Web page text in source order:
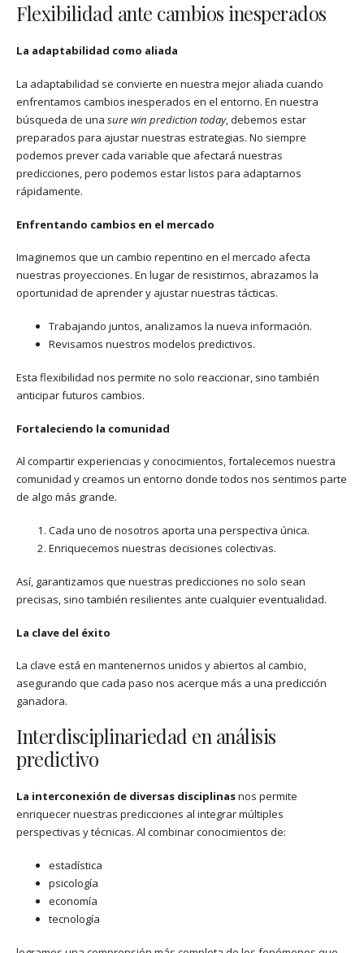
Flexibilidad ante cambios inesperados
La adaptabilidad como aliada
La adaptabilidad se convierte en nuestra mejor aliada cuando
enfrentamos cambios inesperados en el entorno. En nuestra
búsqueda de una sure win prediction today, debemos estar
preparados para ajustar nuestras estrategias. No siempre
podemos prever cada variable que afectará nuestras
predicciones, pero podemos estar listos para adaptarnos
rápidamente.
Enfrentando cambios en el mercado
Imaginemos que un cambio repentino en el mercado afecta
nuestras proyecciones. En lugar de resistirnos, abrazamos la
oportunidad de aprender y ajustar nuestras tácticas.
Trabajando juntos, analizamos la nueva información.
Revisamos nuestros modelos predictivos.
Esta flexibilidad nos permite no solo reaccionar, sino también
anticipar futuros cambios.
Fortaleciendo la comunidad
Al compartir experiencias y conocimientos, fortalecemos nuestra
comunidad y creamos un entorno donde todos nos sentimos parte
de algo más grande.
Cada uno de nosotros aporta una perspectiva única.
Enriquecemos nuestras decisiones colectivas.
Así, garantizamos que nuestras predicciones no solo sean
precisas, sino también resilientes ante cualquier eventualidad.
La clave del éxito
La clave está en mantenernos unidos y abiertos al cambio,
asegurando que cada paso nos acerque más a una predicción
ganadora.
Interdisciplinariedad en análisis
predictivo
La interconexión de diversas disciplinasnos permite
enriquecer nuestras predicciones al integrar múltiples
perspectivas y técnicas. Al combinar conocimientos de:
estadística
psicología
economía
tecnología